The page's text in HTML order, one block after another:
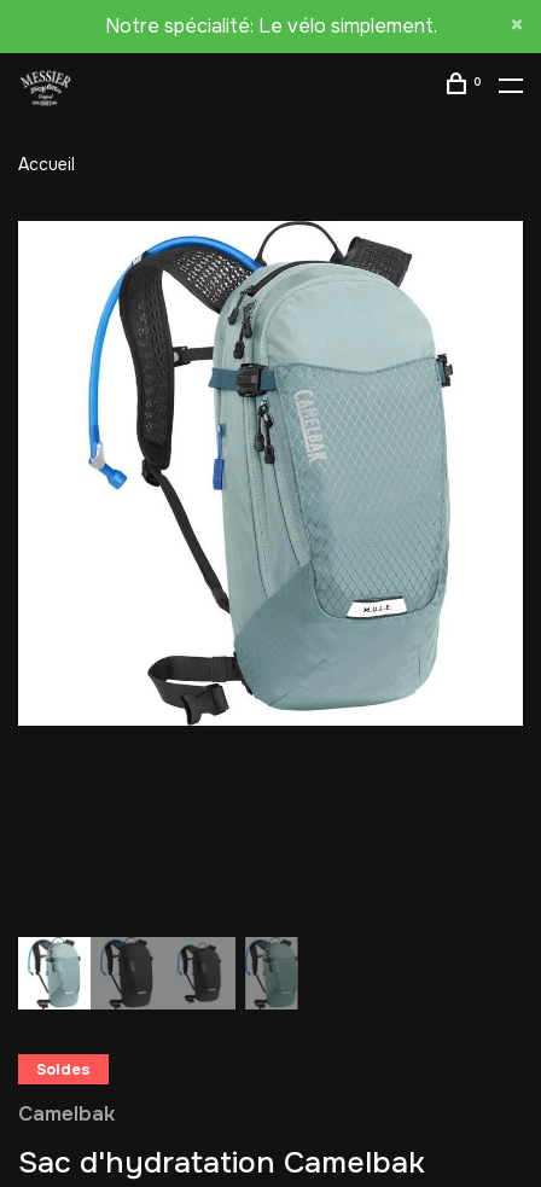
Notre spécialité: Le vélo simplement.
0
Accueil
Soldes
Camelbak
Sac d'hydratation Camelbak